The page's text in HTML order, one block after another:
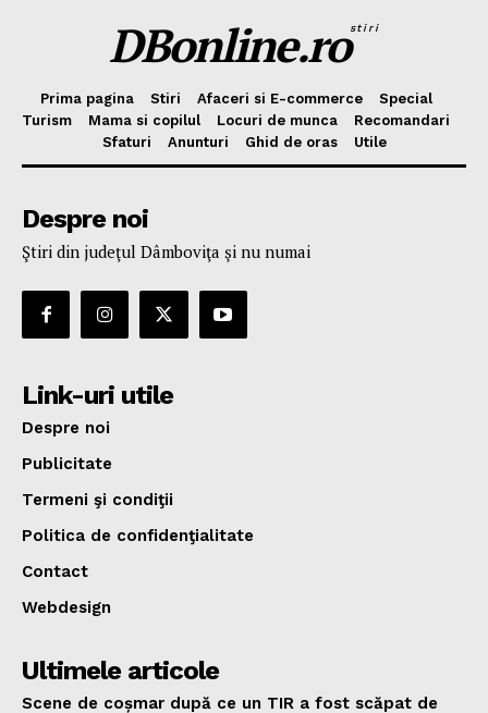
DBonline.rostiri
Prima pagina Stiri Afaceri si E-commerce
Special
Turism
Mama si copilul Locuri de munca
Recomandari
Sfaturi
Anunturi Ghid de oras Utile
Despre noi
Ştiri din judeţul Dâmboviţa şi nu numai
Link-uri utile
Despre noi
Publicitate
Termeni şi condiţii
Politica de confidenţialitate
Contact
Webdesign
Ultimele articole
Scene de coșmar după ce un TIR a fost scăpat de